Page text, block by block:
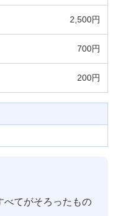
2,500円
700円
200円
べてがそろったもの